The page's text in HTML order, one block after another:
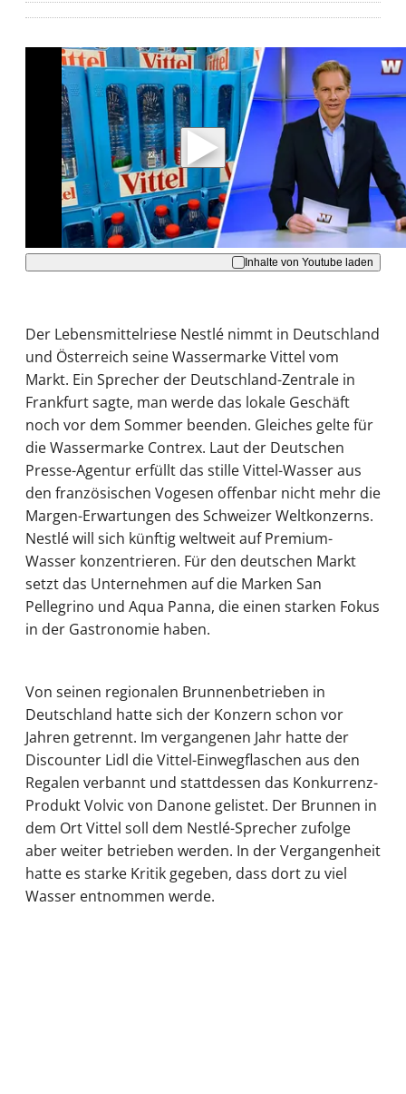
Mit der Wiedergabe dieses Videos werden
Daten an Youtube übertragen.
Hinweise dazu erhalten Sie in derDatenschutzerklärung
Akzeptieren
Inhalte von Youtube laden
Der Lebensmittelriese Nestlé nimmt in Deutschland
und Österreich seine Wassermarke Vittel vom
Markt. Ein Sprecher der Deutschland-Zentrale in
Frankfurt sagte, man werde das lokale Geschäft
noch vor dem Sommer beenden. Gleiches gelte für
die Wassermarke Contrex. Laut der Deutschen
Presse-Agentur erfüllt das stille Vittel-Wasser aus
den französischen Vogesen offenbar nicht mehr die
Margen-Erwartungen des Schweizer Weltkonzerns.
Nestlé will sich künftig weltweit auf Premium-
Wasser konzentrieren. Für den deutschen Markt
setzt das Unternehmen auf die Marken San
Pellegrino und Aqua Panna, die einen starken Fokus
in der Gastronomie haben.
Von seinen regionalen Brunnenbetrieben in
Deutschland hatte sich der Konzern schon vor
Jahren getrennt. Im vergangenen Jahr hatte der
Discounter Lidl die Vittel-Einwegflaschen aus den
Regalen verbannt und stattdessen das Konkurrenz-
Produkt Volvic von Danone gelistet. Der Brunnen in
dem Ort Vittel soll dem Nestlé-Sprecher zufolge
aber weiter betrieben werden. In der Vergangenheit
hatte es starke Kritik gegeben, dass dort zu viel
Wasser entnommen werde.